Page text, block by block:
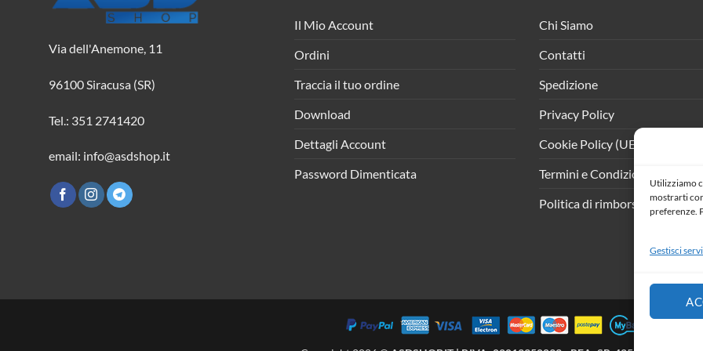
Utilizziamo
mostrarti
preferenze.
Gestisci
Via dell'Anemone, 11
96100 Siracusa (SR)
Tel.: 351 2741420
email: info@asdshop.it
Il Mio Account
Ordini
Traccia il tuo ordine
Download
Dettagli Account
Password Dimenticata
Chi Siamo
Contatti
Spedizione
Privacy Policy
Cookie Policy (UE)
Termini e Condizioni
Politica di rimborso e resi